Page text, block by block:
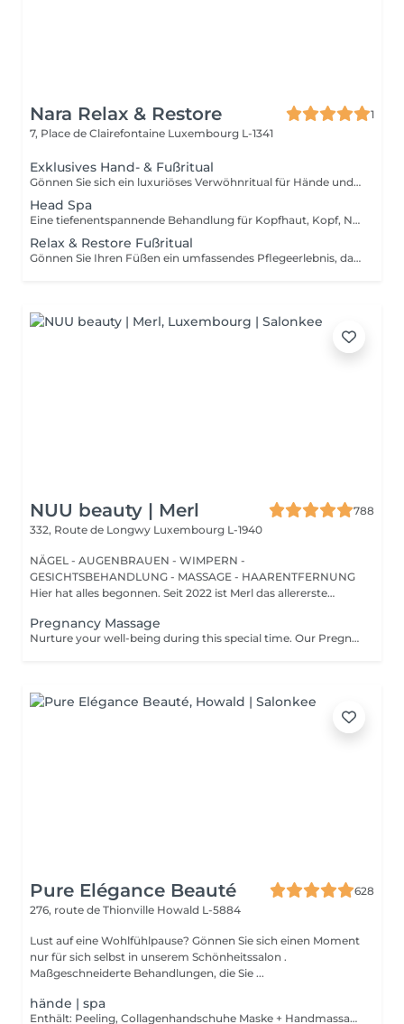
Nara Relax & Restore
1
7, Place de Clairefontaine Luxembourg L-1341
Exklusives Hand- & Fußritual
Gönnen Sie sich ein luxuriöses Verwöhnritual für Hände und Füße, das die Haut pflegt, geschmeidig macht und für ein rundum entspanntes Wohlgefühl sorgt. Fußbehandlung (45 Min.) Fußbad Fußpeeling Fußmassage Warme Paraffinbehandlung Handbehandlung (30 Min.) Handpeeling Handmassage Warme Paraffinbehandlung Diese exklusive Behandlung kombiniert Peeling, Massage und die wohltuende Wärme von Paraffin, um die Haut intensiv zu pflegen, trockene Stellen zu revitalisieren und Händen sowie Füßen neue Geschmeidigkeit zu verleihen.
Head Spa
Eine tiefenentspannende Behandlung für Kopfhaut, Kopf, Nacken und allgemeines Wohlbefinden. Sanfte Massagetechniken helfen dabei, Verspannungen zu lösen, die Durchblutung anzuregen und ein angenehmes Gefühl von Entspannung zu fördern, während Kopfhaut und Haare gepflegt werden. Die Behandlung umfasst eine entspannende Kopfhautmassage, eine Haarwäsche sowie das anschließende Föhnen der Haare. Ideal zum Stressabbau, zur Entspannung und für einen wohltuenden Wellness-Moment.
Relax & Restore Fußritual
Gönnen Sie Ihren Füßen ein umfassendes Pflegeerlebnis, das Frische, Geschmeidigkeit und Komfort vereint. Die Behandlung kombiniert ein entspannendes Fußbad, ein Peeling, eine pflegende Maske, eine Paraffinbehandlung und eine wohltuende Fußmassage, um müde Füße zu revitalisieren und die Haut geschmeidig zu pflegen. Ideal für beanspruchte Füße, die besondere Aufmerksamkeit verdienen.
NUU beauty | Merl
788
332, Route de Longwy Luxembourg L-1940
NÄGEL - AUGENBRAUEN - WIMPERN -
GESICHTSBEHANDLUNG - MASSAGE - HAARENTFERNUNG
Hier hat alles begonnen. Seit 2022 ist Merl das allererste
Pregnancy Massage
Nurture your well-being during this special time. Our Pregnancy Massage is a gentle, relaxing treatment designed to reduce muscle tension, improve circulation, and ease discomfort commonly experienced during pregnancy. Soft, flowing techniques and comfortable side-lying positioning provide deep relaxation without placing pressure on the abdomen. Hypoallergenic, unscented oils are used to care for sensitive skin and maintain comfort throughout the session. This massage helps relieve tension in the lower back and shoulders, reduces swelling and heaviness in the legs, improves overall circulation, and promotes a sense of ease and balance in the body. This treatment is performed only with the approval of your doctor.
Pure Elégance Beauté
628
276, route de Thionville Howald L-5884
Lust auf eine Wohlfühlpause? Gönnen Sie sich einen Moment
nur für sich selbst in unserem Schönheitssalon .
Maßgeschneiderte Behandlungen, die Sie ...
hände | spa
Enthält: Peeling, Collagenhandschuhe Maske + Handmassage